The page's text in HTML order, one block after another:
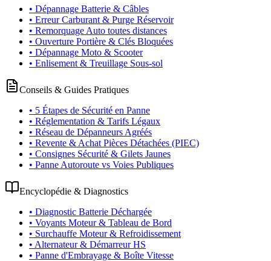
• Dépannage Batterie & Câbles
• Erreur Carburant & Purge Réservoir
• Remorquage Auto toutes distances
• Ouverture Portière & Clés Bloquées
• Dépannage Moto & Scooter
• Enlisement & Treuillage Sous-sol
Conseils & Guides Pratiques
• 5 Étapes de Sécurité en Panne
• Réglementation & Tarifs Légaux
• Réseau de Dépanneurs Agréés
• Revente & Achat Pièces Détachées (PIEC)
• Consignes Sécurité & Gilets Jaunes
• Panne Autoroute vs Voies Publiques
Encyclopédie & Diagnostics
• Diagnostic Batterie Déchargée
• Voyants Moteur & Tableau de Bord
• Surchauffe Moteur & Refroidissement
• Alternateur & Démarreur HS
• Panne d'Embrayage & Boîte Vitesse